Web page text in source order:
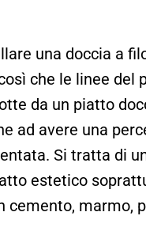
una doccia a
che le linee del
da un piatto
ad avere una
Si tratta di
estetico
cemento, marmo,